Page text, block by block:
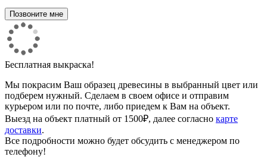
Бесплатная выкраска!
Мы покрасим Ваш образец древесины в выбранный цвет или
подберем нужный. Сделаем в своем офисе и отправим
курьером или по почте, либо приедем к Вам на объект.
Выезд на объект платный от 1500₽, далее согласно карте
доставки.
Все подробности можно будет обсудить с менеджером по
телефону!